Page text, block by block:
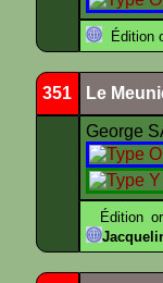
Édition
351 Le
George
Édition